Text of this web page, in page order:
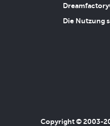
Die Nutzung
Copyright © 2003-